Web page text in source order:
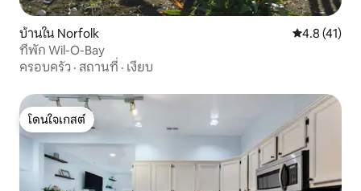
บ้านใน Norfolk คะแนนเฉลี่ย
4.8 (41)
ที่พัก Wil-O-Bay
ครอบครัว · สถานที่ · เงียบ
โดนใจเกสต์
โดนใจเกสต์